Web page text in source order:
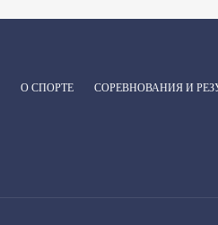
О СПОРТЕ СОРЕВНОВАНИЯ И